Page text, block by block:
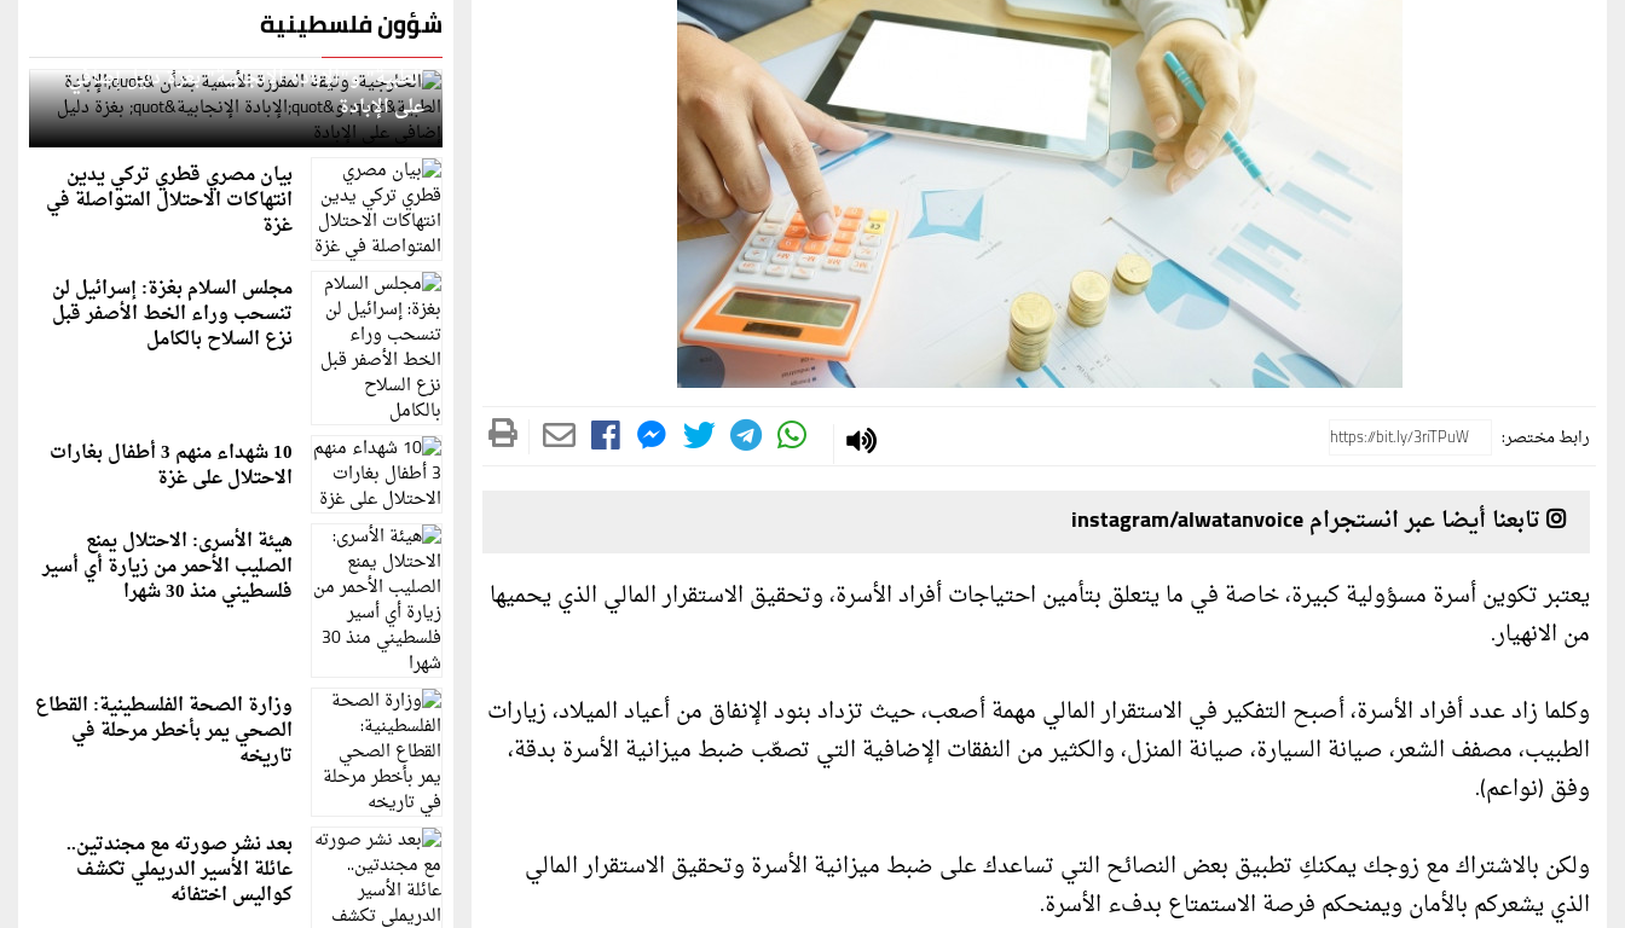
رابط مختصر:
تابعنا أيضا عبر انستجرام instagram/alwatanvoice
يعتبر تكوين أسرة مسؤولية كبيرة، خاصة في ما يتعلق بتأمين احتياجات أفراد الأسرة، وتحقيق الاستقرار المالي الذي يحميها
من الانهيار.
وكلما زاد عدد أفراد الأسرة، أصبح التفكير في الاستقرار المالي مهمة أصعب، حيث تزداد بنود الإنفاق من أعياد الميلاد، زيارات
الطبيب، مصفف الشعر، صيانة السيارة، صيانة المنزل، والكثير من النفقات الإضافية التي تصعّب ضبط ميزانية الأسرة بدقة،
وفق (نواعم).
ولكن بالاشتراك مع زوجك يمكنكِ تطبيق بعض النصائح التي تساعدك على ضبط ميزانية الأسرة وتحقيق الاستقرار المالي
الذي يشعركم بالأمان ويمنحكم فرصة الاستمتاع بدفء الأسرة.
شؤون فلسطينية
الخارجية: وثيقة المقررة الأممية بشأن "الإبادة
الطبية" و"الإبادة الإنجابية" بغزة دليل إضافي
على الإبادة
بيان مصري قطري تركي يدين
انتهاكات الاحتلال المتواصلة في
غزة
مجلس السلام بغزة: إسرائيل لن
تنسحب وراء الخط الأصفر قبل
نزع السلاح بالكامل
10 شهداء منهم 3 أطفال بغارات
الاحتلال على غزة
هيئة الأسرى: الاحتلال يمنع
الصليب الأحمر من زيارة أي أسير
فلسطيني منذ 30 شهرا
وزارة الصحة الفلسطينية: القطاع
الصحي يمر بأخطر مرحلة في
تاريخه
بعد نشر صورته مع مجندتين..
عائلة الأسير الدريملي تكشف
كواليس اختفائه